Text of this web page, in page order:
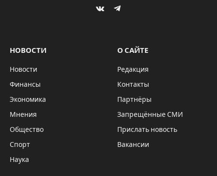
VKontakteTelegram
НОВОСТИ
Новости
Финансы
Экономика
Мнения
Общество
Спорт
Наука
О САЙТЕ
Редакция
Контакты
Партнёры
Запрещённые СМИ
Прислать новость
Вакансии